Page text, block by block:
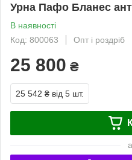
Урна Пафо Бланес
В наявності
Код: 800063
Опт і роздріб
25 800 ₴
25 542 ₴ від 5 шт.